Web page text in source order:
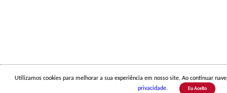
Utilizamos cookies para melhorar a sua experiência em nosso site. Ao continuar
privacidade. Eu Aceito